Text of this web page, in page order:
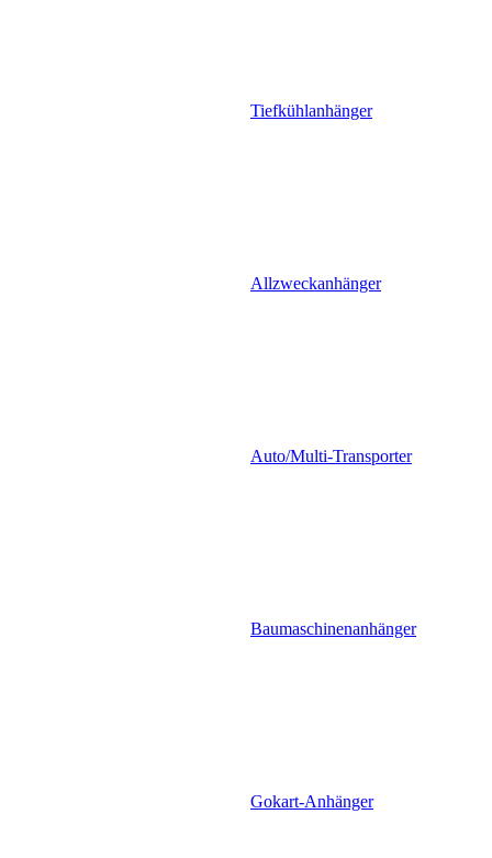
Tiefkühlanhänger
Allzweckanhänger
Auto/Multi-Transporter
Baumaschinenanhänger
Gokart-Anhänger